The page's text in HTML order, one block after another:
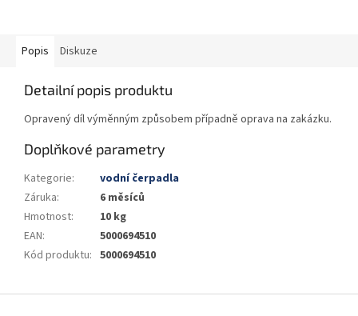
Popis Diskuze
Detailní popis produktu
Opravený díl výměnným způsobem případně oprava na zakázku.
Doplňkové parametry
Kategorie:
vodní čerpadla
Záruka:
6 měsíců
Hmotnost:
10 kg
EAN:
5000694510
Kód produktu: 5000694510